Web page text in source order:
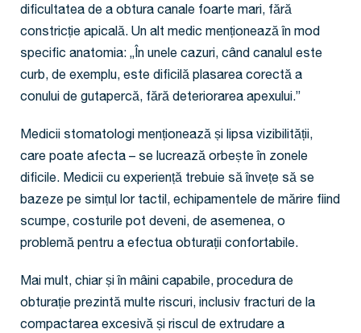
dificultatea de a obtura canale foarte mari, fără
constricție apicală. Un alt medic menționează în mod
specific anatomia: „În unele cazuri, când canalul este
curb, de exemplu, este dificilă plasarea corectă a
conului de gutapercă, fără deteriorarea apexului.”
Medicii stomatologi menționează și lipsa vizibilității,
care poate afecta – se lucrează orbește în zonele
dificile. Medicii cu experiență trebuie să învețe să se
bazeze pe simțul lor tactil, echipamentele de mărire fiind
scumpe, costurile pot deveni, de asemenea, o
problemă pentru a efectua obturații confortabile.
Mai mult, chiar și în mâini capabile, procedura de
obturație prezintă multe riscuri, inclusiv fracturi de la
compactarea excesivă și riscul de extrudare a